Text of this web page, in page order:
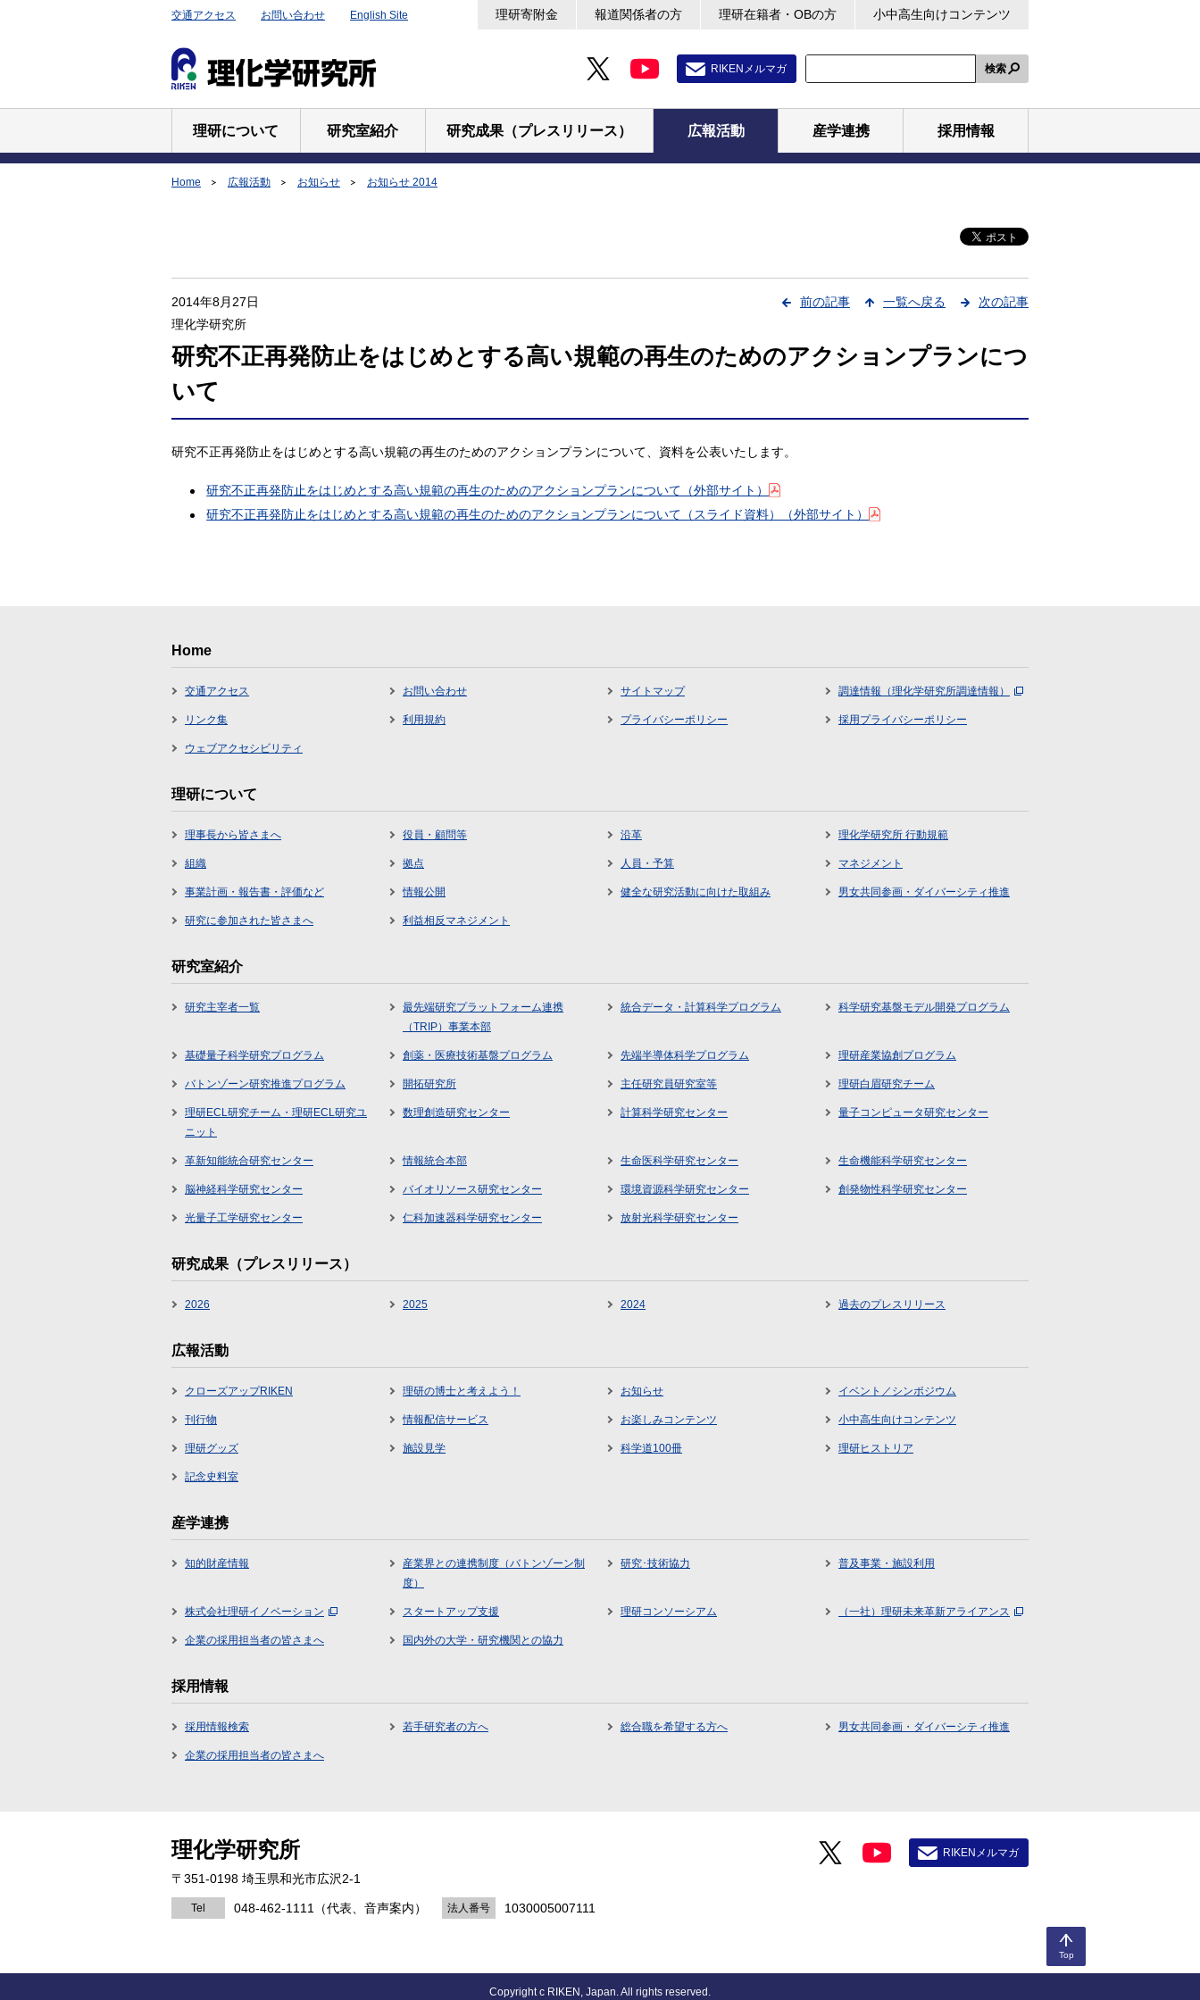
交通アクセス お問い合わせ English Site 理研寄附金 報道関係者の方 理研在籍者・OBの方 小中高生向けコンテンツ
RIKENメルマガ 検索
理研について 研究室紹介 研究成果（プレスリリース） 広報活動 産学連携 採用情報
Home 広報活動 お知らせ お知らせ 2014
前の記事 一覧へ戻る 次の記事
2014年8月27日
理化学研究所
研究不正再発防止をはじめとする高い規範の再生のためのアクションプランにつ
いて
研究不正再発防止をはじめとする高い規範の再生のためのアクションプランについて、資料を公表いたします。
研究不正再発防止をはじめとする高い規範の再生のためのアクションプランについて（外部サイト）
研究不正再発防止をはじめとする高い規範の再生のためのアクションプランについて（スライド資料）（外部サイト）
Top
Home
交通アクセス お問い合わせ サイトマップ 調達情報（理化学研究所調達情報）
リンク集 利用規約 プライバシーポリシー 採用プライバシーポリシー
ウェブアクセシビリティ
理研について
理事長から皆さまへ 役員・顧問等 沿革 理化学研究所 行動規範
組織 拠点 人員・予算 マネジメント
事業計画・報告書・評価など 情報公開 健全な研究活動に向けた取組み 男女共同参画・ダイバーシティ推進
研究に参加された皆さまへ 利益相反マネジメント
研究室紹介
研究主宰者一覧
最先端研究プラットフォーム連携
（TRIP）事業本部
統合データ・計算科学プログラム 科学研究基盤モデル開発プログラム
基礎量子科学研究プログラム 創薬・医療技術基盤プログラム 先端半導体科学プログラム 理研産業協創プログラム
バトンゾーン研究推進プログラム 開拓研究所 主任研究員研究室等 理研白眉研究チーム
理研ECL研究チーム・理研ECL研究ユ
ニット
数理創造研究センター 計算科学研究センター 量子コンピュータ研究センター
革新知能統合研究センター 情報統合本部 生命医科学研究センター 生命機能科学研究センター
脳神経科学研究センター バイオリソース研究センター 環境資源科学研究センター 創発物性科学研究センター
光量子工学研究センター 仁科加速器科学研究センター 放射光科学研究センター
研究成果（プレスリリース）
2026 2025 2024 過去のプレスリリース
広報活動
クローズアップRIKEN 理研の博士と考えよう！ お知らせ イベント／シンポジウム
刊行物 情報配信サービス お楽しみコンテンツ 小中高生向けコンテンツ
理研グッズ 施設見学 科学道100冊 理研ヒストリア
記念史料室
産学連携
知的財産情報
産業界との連携制度（バトンゾーン制
度）
研究･技術協力 普及事業・施設利用
株式会社理研イノベーション スタートアップ支援 理研コンソーシアム （一社）理研未来革新アライアンス
企業の採用担当者の皆さまへ 国内外の大学・研究機関との協力
採用情報
採用情報検索 若手研究者の方へ 総合職を希望する方へ 男女共同参画・ダイバーシティ推進
企業の採用担当者の皆さまへ
理化学研究所
〒351-0198 埼玉県和光市広沢2-1
Tel 048-462-1111 （代表、音声案内） 法人番号 1030005007111
RIKENメルマガ
Copyright c RIKEN, Japan. All rights reserved.